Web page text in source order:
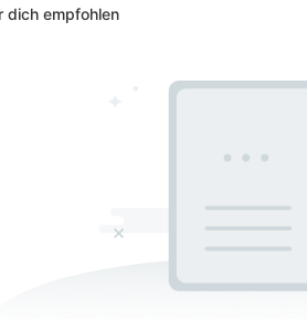
dich empfohlen